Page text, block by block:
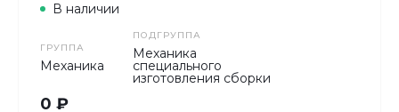
ГРУППА
Механика
ПОДГРУППА
Механика
специального
изготовления сборки
В наличии
0 ₽